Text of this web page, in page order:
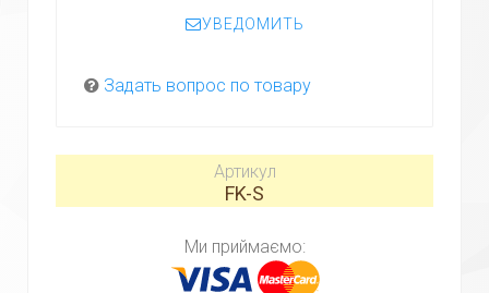
УВЕДОМИТЬ
Задать вопрос по товару
Артикул
FK-S
Ми приймаємо: